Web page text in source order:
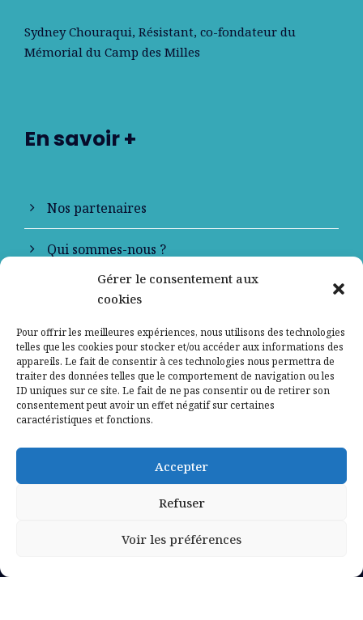
Gérer le consentement aux
cookies
Pour offrir les meilleures expériences, nous utilisons des technologies
telles que les cookies pour stocker et/ou accéder aux informations des
appareils. Le fait de consentir à ces technologies nous permettra de
traiter des données telles que le comportement de navigation ou les
ID uniques sur ce site. Le fait de ne pas consentir ou de retirer son
consentement peut avoir un effet négatif sur certaines
caractéristiques et fonctions.
Accepter
Refuser
Voir les préférences
Sydney Chouraqui, Résistant, co-fondateur du
Mémorial du Camp des Milles
En savoir +
Nos partenaires
Qui sommes-nous ?
Contactez-nous
Mentions légales
Politique de confidentialité